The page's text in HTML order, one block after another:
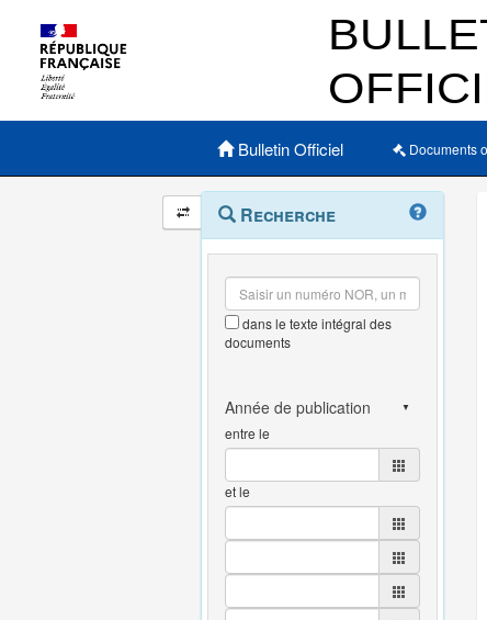
Menu principal
Bulletin Officiel Documents
Navigation
et
outils
annexes
Menu
contextuel
Recherche
dans le texte intégral des
documents
entre le
et le